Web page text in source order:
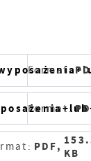
Format:
Format:
PDF, KB